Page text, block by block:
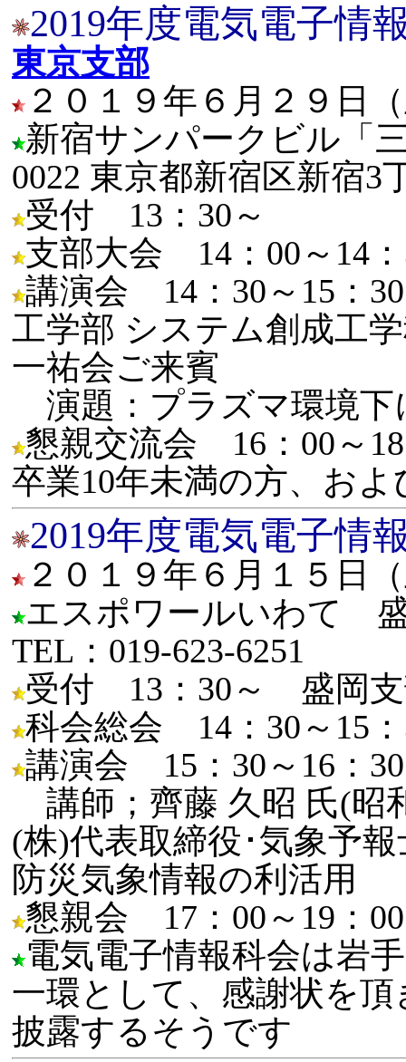
2019年度電気電子情
東京支部
２０１９年６月２９日
新宿サンパークビル「
0022 東京都新宿区新宿3
受付 13：30～
支部大会 14：00～14
講演会 14：30～15：
工学部 システム創成工
一祐会ご来賓
演題：プラズマ環境下
懇親交流会 16：00～
卒業10年未満の方、お
2019年度電気電子情
２０１９年６月１５日
エスポワールいわて
TEL：019-623-6251
受付 13：30～ 盛岡支
科会総会 14：30～15
講演会 15：30～16：30
講師；齊藤 久昭 氏(昭
(株)代表取締役･気象予
防災気象情報の利活用
懇親会 17：00～19：
電気電子情報科会は岩
一環として、感謝状を
披露するそうです